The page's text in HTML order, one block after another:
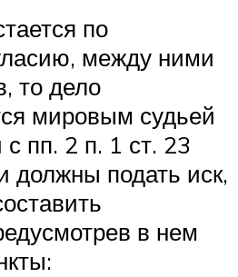
по
между ними
то дело
мировым судьей
с пп. 2 п. 1 ст. 23
должны подать иск,
в нем